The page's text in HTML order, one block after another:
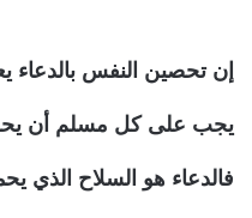
إن تحصين النفس بالدعاء
يجب على كل مسلم أن
فالدعاء هو السلاح الذي